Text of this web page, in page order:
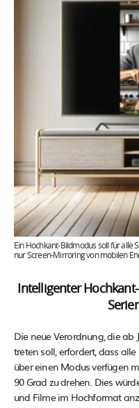
Ein Hochkant-Bildmodus soll für alle
nur Screen-Mirroring von mobilen
Intelligenter
Die neue Verordnung, die ab
treten soll, erfordert, dass
über einen Modus verfügen
90 Grad zu drehen. Dies
und Filme im Hochformat